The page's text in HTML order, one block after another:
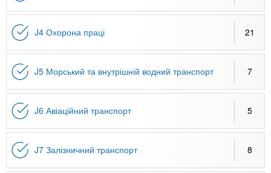
J4 Охорона праці 21
J5 Морський та внутрішній водний транспорт 7
J6 Авіаційний транспорт 5
J7 Залізничний транспорт 8